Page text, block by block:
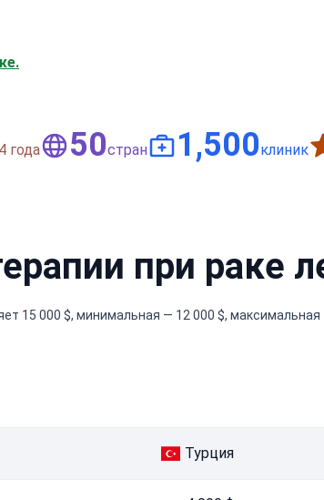
года 50стран 1,500клиник
при раке
15 000 $, минимальная — 12 000 $, максимальная
Турция